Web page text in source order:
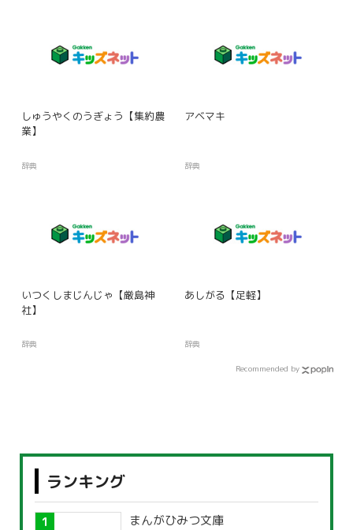
しゅうやくのうぎょう【集約農
業】
辞典
アベマキ
辞典
いつくしまじんじゃ【厳島神
社】
辞典
あしがる【足軽】
辞典
Recommended by
ランキング
まんがひみつ文庫